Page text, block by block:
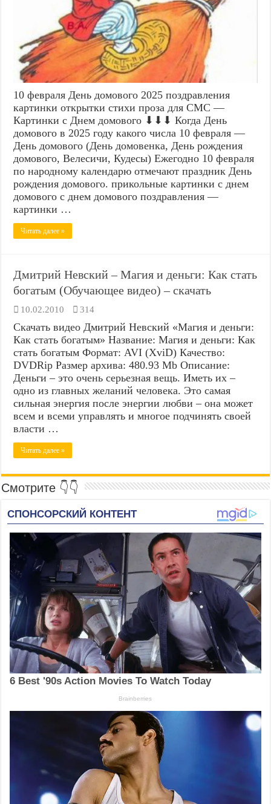
10 февраля День домового 2025 поздравления
картинки открытки стихи проза для СМС —
Картинки с Днем домового ⬇⬇⬇ Когда День
домового в 2025 году какого числа 10 февраля —
День домового (День домовенка, День рождения
домового, Велесичи, Кудесы) Ежегодно 10 февраля
по народному календарю отмечают праздник День
рождения домового. прикольные картинки с днем
домового с днем домового поздравления —
картинки …
Читать далее »
Дмитрий Невский – Магия и деньги: Как стать
богатым (Обучающее видео) – скачать
10.02.2010 314
Скачать видео Дмитрий Невский «Магия и деньги:
Как стать богатым» Название: Магия и деньги: Как
стать богатым Формат: AVI (XviD) Качество:
DVDRip Размер архива: 480.93 Mb Описание:
Деньги – это очень серьезная вещь. Иметь их –
одно из главных желаний человека. Это самая
сильная энергия после энергии любви – она может
всем и всеми управлять и многое подчинять своей
власти …
Читать далее »
Смотрите 👇👇